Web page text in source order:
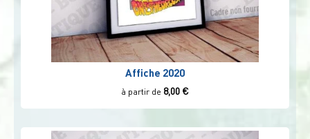
Affiche 2020
à partir de 8,00 €